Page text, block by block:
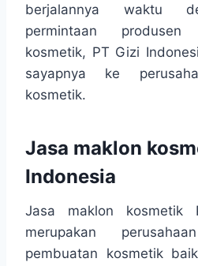
berjalannya waktu
permintaan
kosmetik, PT Gizi
sayapnya ke
kosmetik.
Jasa maklon
Indonesia
Jasa maklon kosmetik
merupakan
pembuatan kosmetik